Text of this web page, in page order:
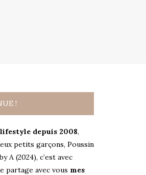
!
depuis 2008,
petits garçons, Poussin
A (2024), c’est avec
partage avec vous mes